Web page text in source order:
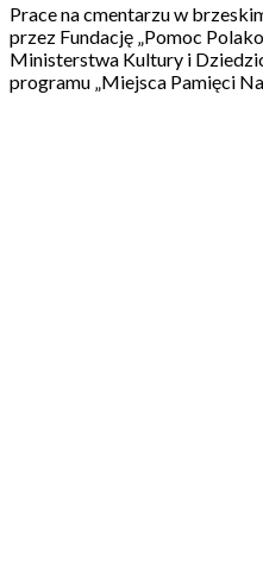
Prace na cmentarzu w
przez Fundację „Pomoc
Ministerstwa Kultury i
programu „Miejsca Pamięci